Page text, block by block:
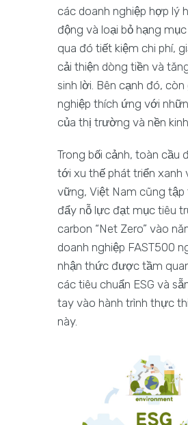
các doanh nghiệp hợp lý
động và loại bỏ hạng
qua đó tiết kiệm chi phí,
cải thiện dòng tiền và
sinh lời. Bên cạnh đó, còn
nghiệp thích ứng với
của thị trường và nền
Trong bối cảnh, toàn cầu
tới xu thế phát triển xanh
vững, Việt Nam cũng tập
đẩy nỗ lực đạt mục tiêu
carbon “Net Zero” vào
doanh nghiệp FAST500
nhận thức được tầm
các tiêu chuẩn ESG và
tay vào hành trình thực
này.